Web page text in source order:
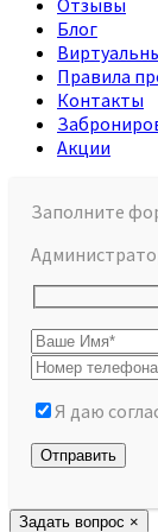
Отзывы
Блог
Правила
Контакты
Акции
Заполните
Я даю
Задать вопрос ×